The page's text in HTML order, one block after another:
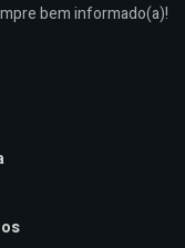
bem informado(a)!